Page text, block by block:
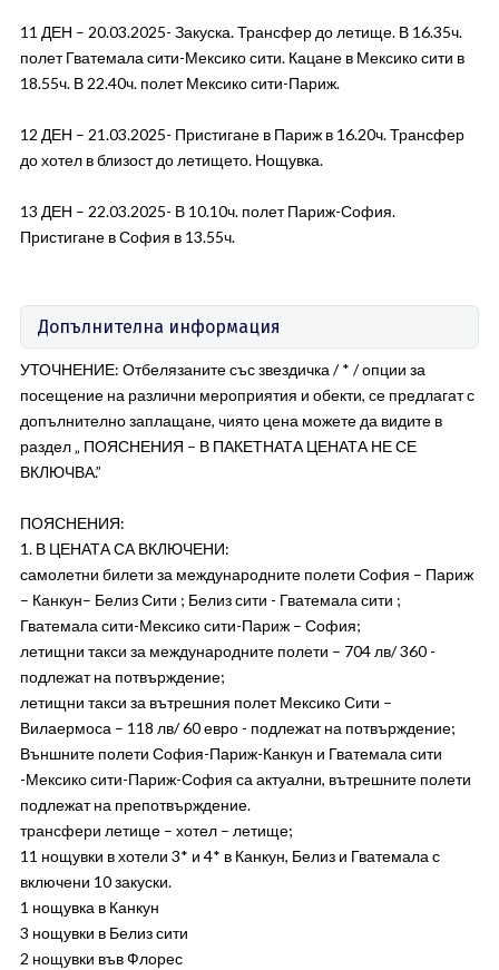
11 ДЕН – 20.03.2025- Закуска. Трансфер до летище. В 16.35ч.
полет Гватемала сити-Мексико сити. Кацане в Мексико сити в
18.55ч. В 22.40ч. полет Мексико сити-Париж.
12 ДЕН – 21.03.2025- Пристигане в Париж в 16.20ч. Трансфер
до хотел в близост до летището. Нощувка.
13 ДЕН – 22.03.2025- В 10.10ч. полет Париж-София.
Пристигане в София в 13.55ч.
Допълнителна информация
УТОЧНЕНИЕ: Отбелязаните със звездичка / * / опции за
посещение на различни мероприятия и обекти, се предлагат с
допълнително заплащане, чиято цена можете да видите в
раздел „ ПОЯСНЕНИЯ – В ПАКЕТНАТА ЦЕНАТА НЕ СЕ
ВКЛЮЧВА.”
ПОЯСНЕНИЯ:
1. В ЦЕНАТА СА ВКЛЮЧЕНИ:
самолетни билети за международните полети София – Париж
– Канкун– Белиз Сити ; Белиз сити - Гватемала сити ;
Гватемала сити-Мексико сити-Париж – София;
летищни такси за международните полети – 704 лв/ 360 -
подлежат на потвърждение;
летищни такси за вътрешния полет Мексико Сити –
Вилаермоса – 118 лв/ 60 евро - подлежат на потвърждение;
Външните полети София-Париж-Канкун и Гватемала сити
-Мексико сити-Париж-София са актуални, вътрешните полети
подлежат на препотвърждение.
трансфери летище – хотел – летище;
11 нощувки в хотели 3* и 4* в Канкун, Белиз и Гватемала с
включени 10 закуски.
1 нощувка в Канкун
3 нощувки в Белиз сити
2 нощувки във Флорес